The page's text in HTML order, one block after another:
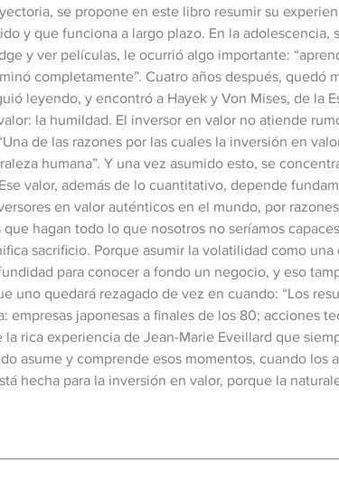
se propone en este libro resumir su
y que funciona a largo plazo. En la adolescencia,
y ver películas, le ocurrió algo importante:
completamente”. Cuatro años después, quedó
leyendo, y encontró a Hayek y Von Mises, de la
la humildad. El inversor en valor no atiende
de las razones por las cuales la inversión en
humana”. Y una vez asumido esto, se
valor, además de lo cuantitativo, depende
en valor auténticos en el mundo, por
hagan todo lo que nosotros no seríamos
sacrificio. Porque asumir la volatilidad como
para conocer a fondo un negocio, y eso
uno quedará rezagado de vez en cuando: “Los
japonesas a finales de los 80; acciones
rica experiencia de Jean-Marie Eveillard que
asume y comprende esos momentos, cuando los
hecha para la inversión en valor, porque la